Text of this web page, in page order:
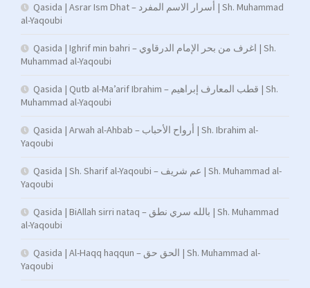
Qasida | Asrar Ism Dhat – أسرار الاسم المفرد | Sh. Muhammad
al-Yaqoubi
Qasida | Ighrif min bahri – اغرف من بحر الإمام الدرقاوي | Sh.
Muhammad al-Yaqoubi
Qasida | Qutb al-Ma’arif Ibrahim – قطب المعارف إبراهيم | Sh.
Muhammad al-Yaqoubi
Qasida | Arwah al-Ahbab – أرواح الأحباب | Sh. Ibrahim al-
Yaqoubi
Qasida | Sh. Sharif al-Yaqoubi – عم شريف | Sh. Muhammad al-
Yaqoubi
Qasida | BiAllah sirri nataq – بالله سري نطق | Sh. Muhammad
al-Yaqoubi
Qasida | Al-Haqq haqqun – الحق حق | Sh. Muhammad al-
Yaqoubi